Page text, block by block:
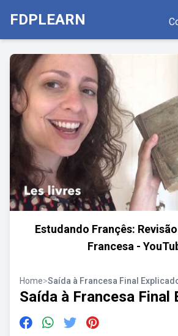
FDPLEARN
Estudando Françês:
Francesa -
Home>Saída à Francesa Final
Saída à Francesa Final